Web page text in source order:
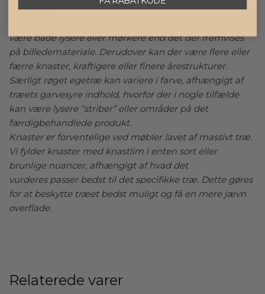
råmateriale.
være både lysere eller mørkere end det der fremvises
på billedemateriale. Derudover kan der være flere eller
færre knaster, kraftigere eller finere årestrukturer.
Særligt røget egetræ kan variere i farve, afhængigt af
træets garvesyre indhold, hvorfor der i nogle tilfælde
kan være lysere “striber” eller områder på det
færdigbehandlede produkt.
Knaster er forventelige ved møbler lavet af massivt træ.
Vi fylder knaster med knastlim i enten sort eller
brunlige nuancer, afhængigt af hvad det
vurderes passer bedst til det specifikke træ. Dette gøres
for at beskytte træet bedst muligt og få en mere jævn
overflade.
Relaterede varer